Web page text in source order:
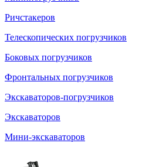
Ричстакеров
Телескопических погрузчиков
Боковых погрузчиков
Фронтальных погрузчиков
Экскаваторов-погрузчиков
Экскаваторов
Мини-экскаваторов